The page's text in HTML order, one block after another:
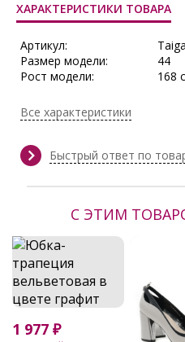
ХАРАКТЕРИСТИКИ ТОВАРА
Артикул:
Размер модели:
44
Рост модели:
168
Тип ткани:
Длина:
Сезон:
Производитель:
LT
Все характеристики
Быстрый ответ по
С ЭТИМ
1 977 ₽